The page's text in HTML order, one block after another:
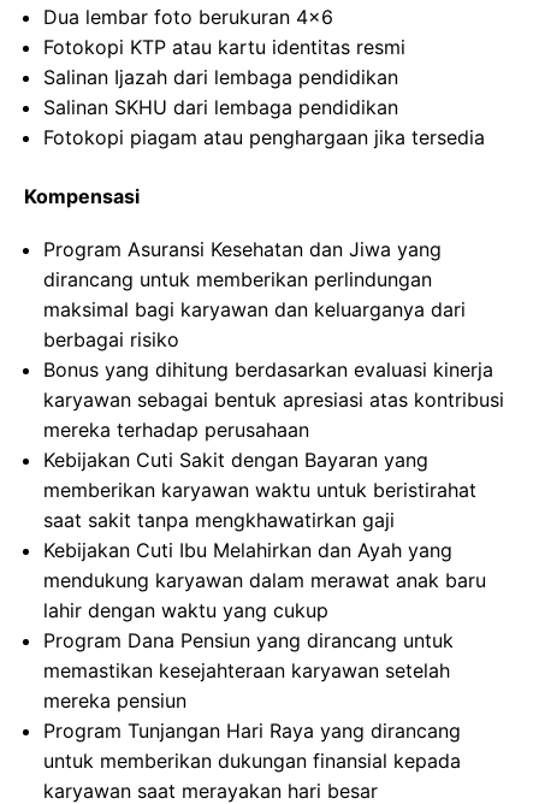
Dua lembar foto berukuran 4×6
Fotokopi KTP atau kartu identitas resmi
Salinan Ijazah dari lembaga pendidikan
Salinan SKHU dari lembaga pendidikan
Fotokopi piagam atau penghargaan jika tersedia
Kompensasi
Program Asuransi Kesehatan dan Jiwa yang
dirancang untuk memberikan perlindungan
maksimal bagi karyawan dan keluarganya dari
berbagai risiko
Bonus yang dihitung berdasarkan evaluasi kinerja
karyawan sebagai bentuk apresiasi atas kontribusi
mereka terhadap perusahaan
Kebijakan Cuti Sakit dengan Bayaran yang
memberikan karyawan waktu untuk beristirahat
saat sakit tanpa mengkhawatirkan gaji
Kebijakan Cuti Ibu Melahirkan dan Ayah yang
mendukung karyawan dalam merawat anak baru
lahir dengan waktu yang cukup
Program Dana Pensiun yang dirancang untuk
memastikan kesejahteraan karyawan setelah
mereka pensiun
Program Tunjangan Hari Raya yang dirancang
untuk memberikan dukungan finansial kepada
karyawan saat merayakan hari besar